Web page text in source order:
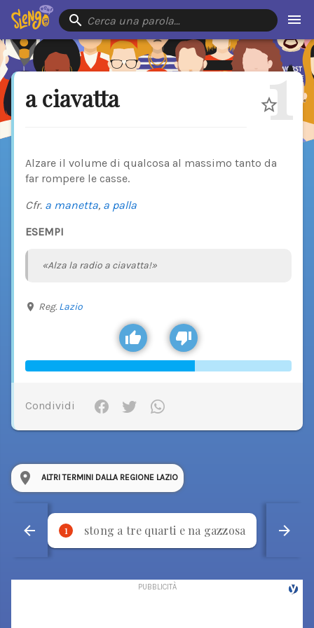
Cerca una parola…
a ciavatta 1
Alzare il volume di qualcosa al massimo tanto da
far rompere le casse.
Cfr. a manetta, a palla
ESEMPI
«Alza la radio a ciavatta!»
Reg. Lazio
Condividi
ALTRI TERMINI DALLA REGIONE LAZIO
1 stong a tre quarti e na gazzosa 2